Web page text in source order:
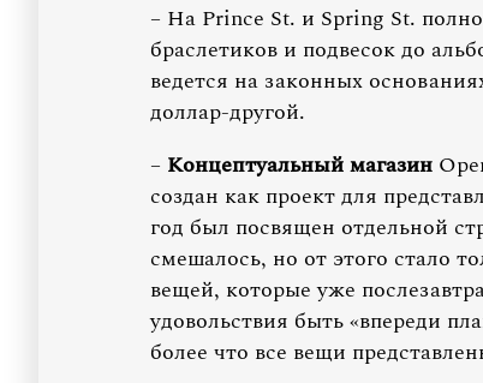
– На Prince St. и Spring St. полно
браслетиков и подвесок до
ведется на законных
доллар-другой.
– Концептуальный магазин
создан как проект для
год был посвящен отдельной
смешалось, но от этого стало
вещей, которые уже
удовольствия быть «впереди
более что все вещи